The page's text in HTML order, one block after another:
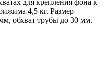
для крепления фона к
4,5 кг. Размер
обхват трубы до 30 мм.